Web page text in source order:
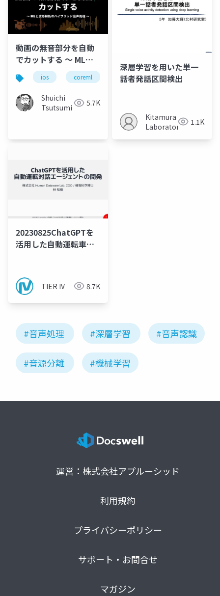
動画の無音部分を自動
でカットする 〜 MLと
波形解析のハイブリッ
ド音声処理 〜
ios coreml swift soundanalysis
Shuichi
Tsutsumi
5.7K
深層学習を用いた単一
話者発話区間検出
Kitamura
Laboratory
1.1K
20230825ChatGPTを
活用した自動運転車用
TIER IV 8.7K
#音声処理 #深層学習 #音声認識
#音源分離 #機械学習
運営：株式会社アプルーシッド
利用規約
プライバシーポリシー
サポート・お問合せ
マガジン